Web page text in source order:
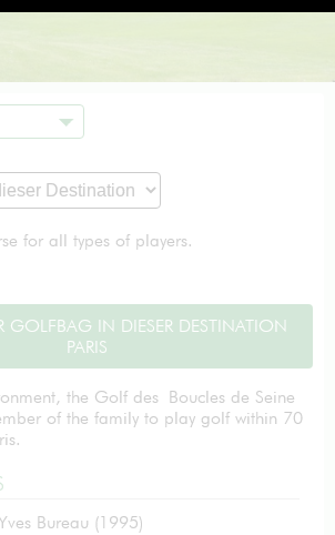
for all types of players.
GOLFBAG IN DIESER DESTINATION
PARIS
the Golf des Boucles de Seine
of the family to play golf within 70
Bureau (1995)